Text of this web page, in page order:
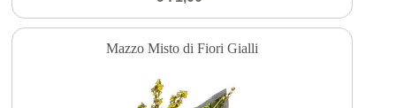
Mazzo Misto di Fiori Gialli